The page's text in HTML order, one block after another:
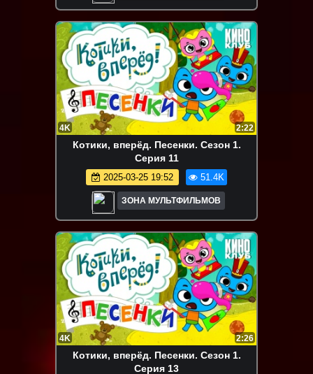
4K 2:22
Котики, вперёд. Песенки. Сезон 1.
Серия 11
2025-03-25 19:52 51.4K
ЗОНА МУЛЬТФИЛЬМОВ
4K 2:26
Котики, вперёд. Песенки. Сезон 1.
Серия 13